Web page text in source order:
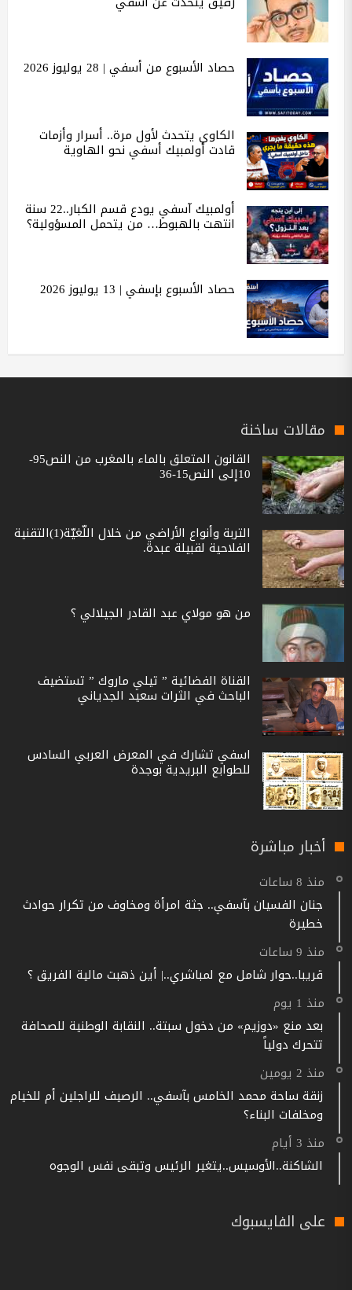
حصاد الأسبوع من أسفي | 28 يوليوز 2026
الكاوي يتحدث لأول مرة.. أسرار وأزمات
قادت أولمبيك أسفي نحو الهاوية
أولمبيك آسفي يودع قسم الكبار..22 سنة
انتهت بالهبوط… من يتحمل المسؤولية؟
حصاد الأسبوع بإسفي | 13 يوليوز 2026
مقالات ساخنة
القانون المتعلق بالماء بالمغرب من النص95-
10إلى النص15-36
التربة وأنواع الأراضي من خلال اللّغيّة(1)التقنية
الفلاحية لقبيلة عبدة.
من هو مولاي عبد القادر الجيلالي ؟
القناة الفضائية ” تيلي ماروك ” تستضيف
الباحث في الثرات سعيد الجدياني
اسفي تشارك في المعرض العربي السادس
للطوابع البريدية بوجدة
أخبار مباشرة
منذ 8 ساعات
جنان الفسيان بآسفي.. جثة امرأة ومخاوف من تكرار حوادث
خطيرة
منذ 9 ساعات
قريبا..حوار شامل مع لمباشري..| أين ذهبت مالية الفريق ؟
منذ 1 يوم
بعد منع «دوزيم» من دخول سبتة.. النقابة الوطنية للصحافة
تتحرك دولياً
منذ 2 يومين
زنقة ساحة محمد الخامس بآسفي.. الرصيف للراجلين أم للخيام
ومخلفات البناء؟
منذ 3 أيام
الشاكنة..الأوسيس..يتغير الرئيس وتبقى نفس الوجوه
على الفايسبوك